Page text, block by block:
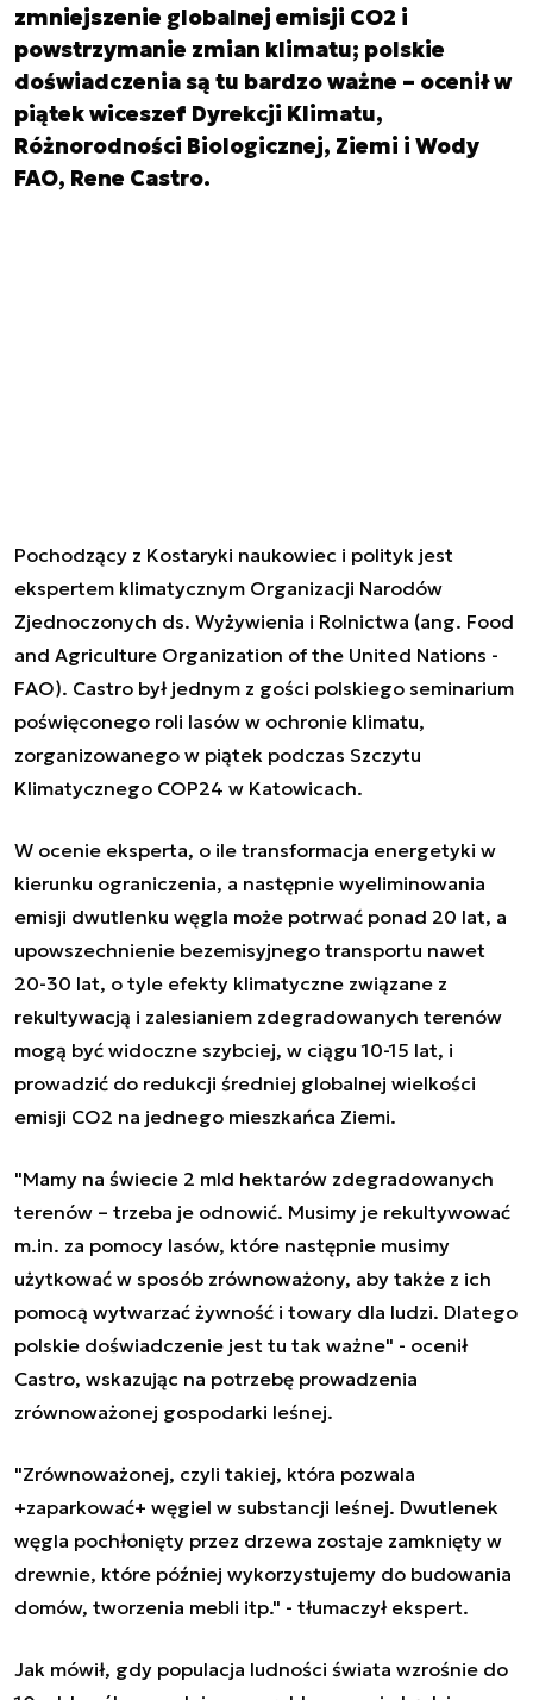
zmniejszenie globalnej emisji CO2 i
powstrzymanie zmian klimatu; polskie
doświadczenia są tu bardzo ważne – ocenił w
piątek wiceszef Dyrekcji Klimatu,
Różnorodności Biologicznej, Ziemi i Wody
FAO, Rene Castro.
Pochodzący z Kostaryki naukowiec i polityk jest
ekspertem klimatycznym Organizacji Narodów
Zjednoczonych ds. Wyżywienia i Rolnictwa (ang. Food
and Agriculture Organization of the United Nations -
FAO). Castro był jednym z gości polskiego seminarium
poświęconego roli lasów w ochronie klimatu,
zorganizowanego w piątek podczas Szczytu
Klimatycznego COP24 w Katowicach.
W ocenie eksperta, o ile transformacja energetyki w
kierunku ograniczenia, a następnie wyeliminowania
emisji dwutlenku węgla może potrwać ponad 20 lat, a
upowszechnienie bezemisyjnego transportu nawet
20-30 lat, o tyle efekty klimatyczne związane z
rekultywacją i zalesianiem zdegradowanych terenów
mogą być widoczne szybciej, w ciągu 10-15 lat, i
prowadzić do redukcji średniej globalnej wielkości
emisji CO2 na jednego mieszkańca Ziemi.
"Mamy na świecie 2 mld hektarów zdegradowanych
terenów – trzeba je odnowić. Musimy je rekultywować
m.in. za pomocy lasów, które następnie musimy
użytkować w sposób zrównoważony, aby także z ich
pomocą wytwarzać żywność i towary dla ludzi. Dlatego
polskie doświadczenie jest tu tak ważne" - ocenił
Castro, wskazując na potrzebę prowadzenia
zrównoważonej gospodarki leśnej.
"Zrównoważonej, czyli takiej, która pozwala
+zaparkować+ węgiel w substancji leśnej. Dwutlenek
węgla pochłonięty przez drzewa zostaje zamknięty w
drewnie, które później wykorzystujemy do budowania
domów, tworzenia mebli itp." - tłumaczył ekspert.
Jak mówił, gdy populacja ludności świata wzrośnie do